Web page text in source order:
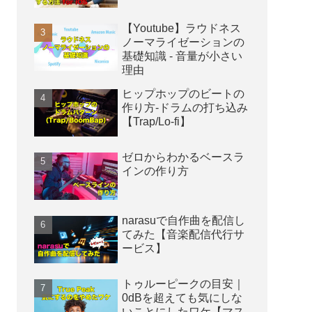
【Youtube】ラウドネス
ノーマライゼーションの
基礎知識 - 音量が小さい
理由
ヒップホップのビートの
作り方-ドラムの打ち込み
【Trap/Lo-fi】
ゼロからわかるベースラ
インの作り方
narasuで自作曲を配信し
てみた【音楽配信代行サ
ービス】
トゥルーピークの目安｜
0dBを超えても気にしな